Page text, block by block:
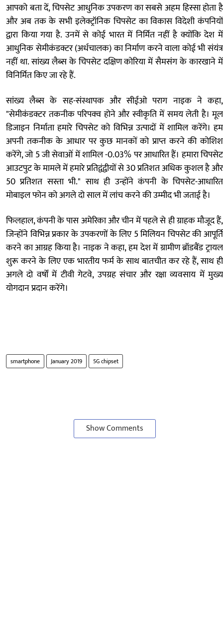
आपको बता दें, चिपसेट आधुनिक उपकरण का सबसे अहम हिस्सा होता है
और अब तक के सभी इलेक्ट्रॉनिक चिपसेट का विकास विदेशी कंपनियों
द्वारा किया गया है. उनमें से कोई भारत में निर्मित नहीं है क्योंकि देश में
आधुनिक सेमीकंडक्टर (अर्धचालक) का निर्माण करने वाला कोई भी संयंत्र
नहीं था. सांख्य लैब्स के चिपसेट दक्षिण कोरिया में सैमसंग के कारखाने में
विनिर्मित किए जा रहे हैं.
सांख्य लैब्स के सह-संस्थापक और सीईओ पराग नाइक ने कहा,
"सेमीकंडक्टर तकनीक परिपक्व होने और स्वीकृति में समय लेती है। मूल
डिजाइन निर्माता हमारे चिपसेट को विभिन्न उत्पादों में शामिल करेंगे। हम
अपनी तकनीक के आधार पर कुछ मानकों को प्राप्त करने की कोशिश
करेंगे, जो 5 जी सेवाओं में शामिल -0.03% पर आधारित हैं। हमारा चिपसेट
आउटपुट के मामले में हमारे प्रतिद्वंद्वीयों से 30 प्रतिशत अधिक कुशल है और
50 प्रतिशत सस्ता भी." साथ ही उन्होंने कंपनी के चिपसेट-आधारित
मोबाइल फोन को अगले दो साल में लांच करने की उम्मीद भी जताई है।
फिलहाल, कंपनी के पास अमेरिका और चीन में पहले से ही ग्राहक मौजूद हैं,
जिन्होंने विभिन्न प्रकार के उपकरणों के लिए 5 मिलियन चिपसेट की आपूर्ति
करने का आग्रह किया है। नाइक ने कहा, हम देश में ग्रामीण ब्रॉडबैंड ट्रायल
शुरू करने के लिए एक भारतीय फर्म के साथ बातचीत कर रहे हैं, साथ ही
अगले दो वर्षों में टीवी गेटवे, उपग्रह संचार और रक्षा व्यवसाय में मुख्य
योगदान प्रदान करेंगे।
smartphone January 2019 5G chipset
Show Comments